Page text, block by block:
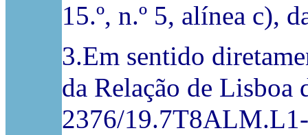
15.º, n.º 5, alínea c),
3.Em sentido
da Relação de Lisboa
2376/